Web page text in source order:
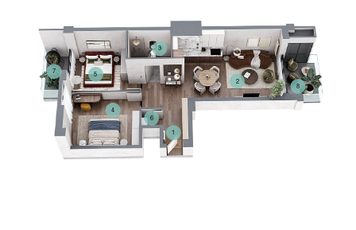
1
2
3
4
5
6
7
8